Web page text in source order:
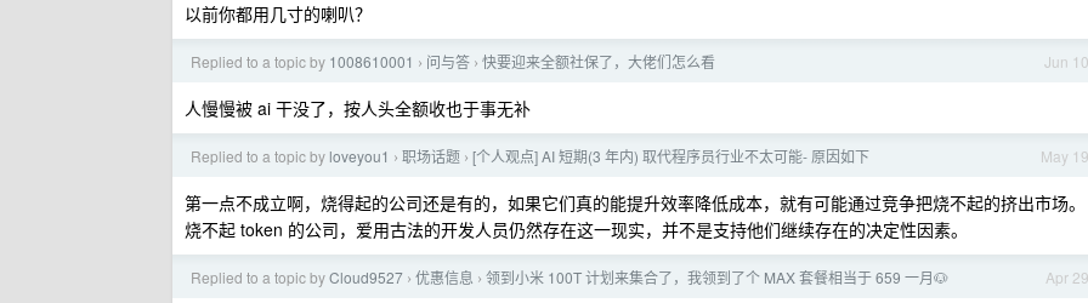
以前你都用几寸的喇叭？
Jun 10
Replied to a topic by 1008610001 › 问与答 › 快要迎来全额社保了，大佬们怎么看
人慢慢被 ai 干没了，按人头全额收也于事无补
May 19
Replied to a topic by loveyou1 › 职场话题 › [个人观点] AI 短期(3 年内) 取代程序员行业不太可能- 原因如下
第一点不成立啊，烧得起的公司还是有的，如果它们真的能提升效率降低成本，就有可能通过竞争把烧不起的挤出市场。
烧不起 token 的公司，爱用古法的开发人员仍然存在这一现实，并不是支持他们继续存在的决定性因素。
Apr 29
Replied to a topic byCloud9527 › 优惠信息 › 领到小米 100T 计划来集合了，我领到了个 MAX 套餐相当于 659 一月🐶